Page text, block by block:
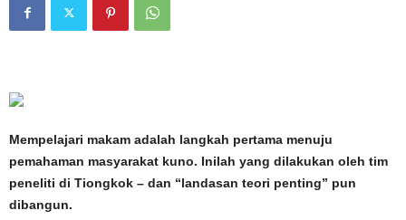
Mempelajari makam adalah langkah pertama menuju
pemahaman masyarakat kuno. Inilah yang dilakukan oleh tim
peneliti di Tiongkok – dan “landasan teori penting” pun
dibangun.